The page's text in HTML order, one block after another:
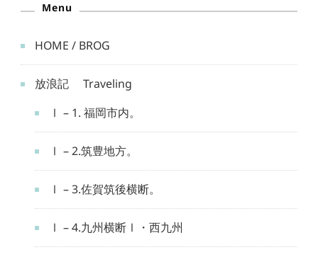
Menu
HOME / BROG
放浪記 Traveling
Ⅰ – 1. 福岡市内。
Ⅰ – 2.筑豊地方。
Ⅰ – 3.佐賀筑後横断。
Ⅰ – 4.九州横断Ⅰ・西九州